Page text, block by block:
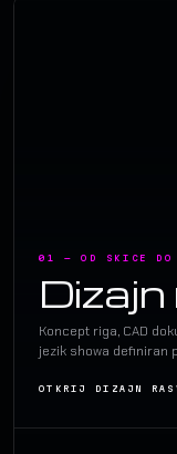
01 — OD SKICE DO
Koncept riga, CAD
jezik showa definiran
OTKRIJ DIZAJN